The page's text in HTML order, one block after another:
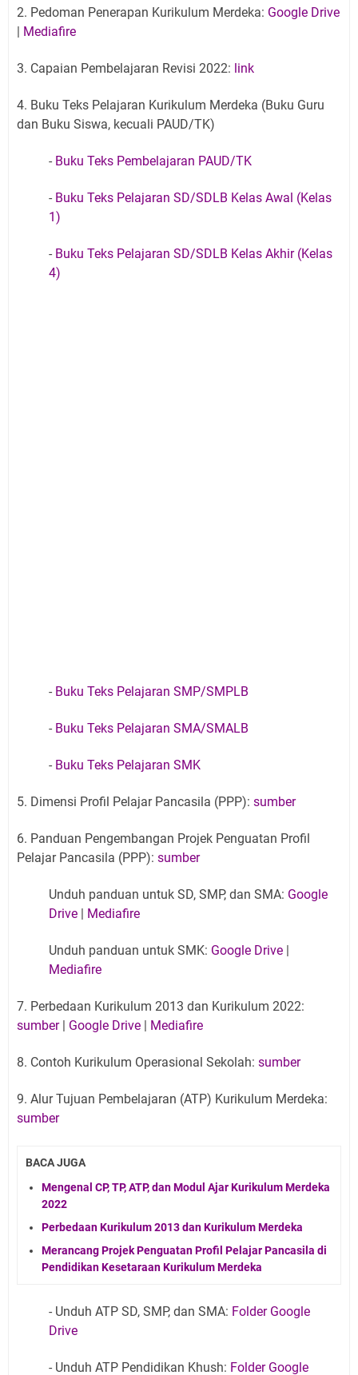
2. Pedoman Penerapan Kurikulum Merdeka: Google Drive
| Mediafire
3. Capaian Pembelajaran Revisi 2022: link
4. Buku Teks Pelajaran Kurikulum Merdeka (Buku Guru
dan Buku Siswa, kecuali PAUD/TK)
- Buku Teks Pembelajaran PAUD/TK
- Buku Teks Pelajaran SD/SDLB Kelas Awal (Kelas
1)
- Buku Teks Pelajaran SD/SDLB Kelas Akhir (Kelas
4)
- Buku Teks Pelajaran SMP/SMPLB
- Buku Teks Pelajaran SMA/SMALB
- Buku Teks Pelajaran SMK
5. Dimensi Profil Pelajar Pancasila (PPP): sumber
6. Panduan Pengembangan Projek Penguatan Profil
Pelajar Pancasila (PPP): sumber
Unduh panduan untuk SD, SMP, dan SMA: Google
Drive | Mediafire
Unduh panduan untuk SMK: Google Drive |
Mediafire
7. Perbedaan Kurikulum 2013 dan Kurikulum 2022:
sumber| Google Drive | Mediafire
8. Contoh Kurikulum Operasional Sekolah: sumber
9. Alur Tujuan Pembelajaran (ATP) Kurikulum Merdeka:
sumber
BACA JUGA
Mengenal CP, TP, ATP, dan Modul Ajar Kurikulum Merdeka
2022
Perbedaan Kurikulum 2013 dan Kurikulum Merdeka
Merancang Projek Penguatan Profil Pelajar Pancasila di
Pendidikan Kesetaraan Kurikulum Merdeka
- Unduh ATP SD, SMP, dan SMA: Folder Google
Drive
- Unduh ATP Pendidikan Khush: Folder Google